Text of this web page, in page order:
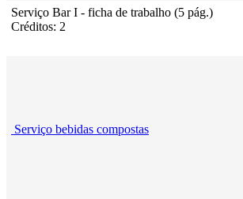
Serviço Bar I - ficha de trabalho (5 pág.)
Créditos: 2
Serviço bebidas compostas